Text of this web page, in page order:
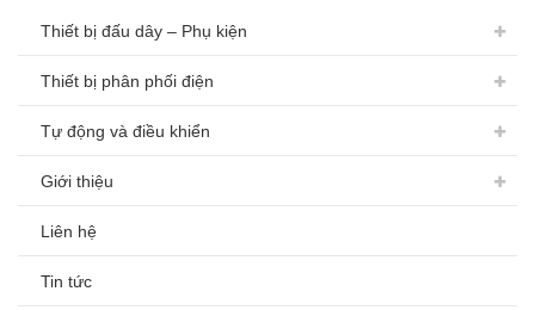
Thiết bị đấu dây – Phụ kiện
Thiết bị phân phối điện
Tự động và điều khiển
Giới thiệu
Liên hệ
Tin tức